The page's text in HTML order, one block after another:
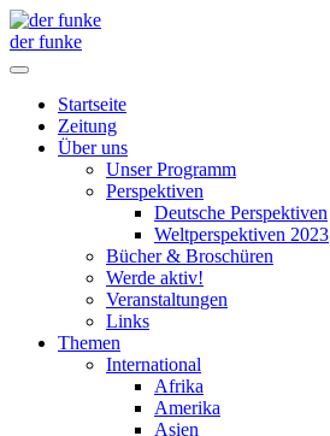
der funke
Startseite
Zeitung
Über uns
Unser Programm
Perspektiven
Deutsche Perspektiven
Weltperspektiven 2023
Bücher & Broschüren
Werde aktiv!
Veranstaltungen
Links
Themen
International
Afrika
Amerika
Asien